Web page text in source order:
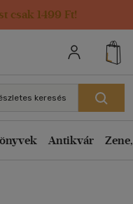
csak 1499 Ft!
keresés
Antikvár